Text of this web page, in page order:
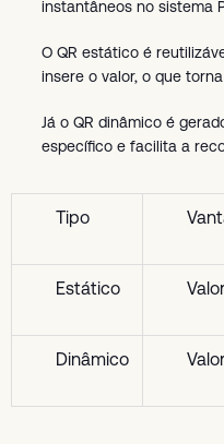
instantâneos no sistema
O QR estático é
insere o valor, o que
Já o QR dinâmico é
específico e facilita a
Tipo
Estático
Dinâmico